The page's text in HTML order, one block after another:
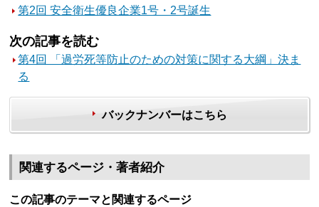
第2回 安全衛生優良企業1号・2号誕生
次の記事を読む
第4回 「過労死等防止のための対策に関する大綱」決ま
る
バックナンバーはこちら
関連するページ・著者紹介
この記事のテーマと関連するページ